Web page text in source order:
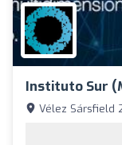
Instituto Sur
Vélez Sársfield